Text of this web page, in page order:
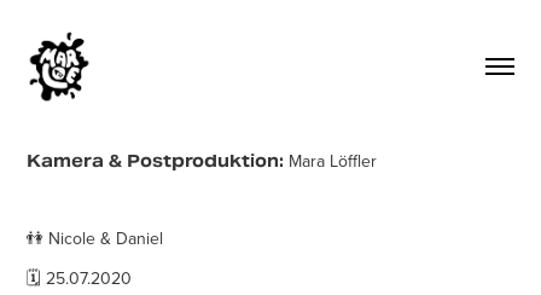
Kamera & Postproduktion: Mara Löffler
👫 Nicole & Daniel
🗓 25.07.2020